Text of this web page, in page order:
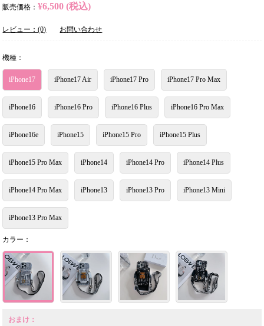
販売価格： ¥6,500 (税込)
レビュー：(0) お問い合わせ
機種：
iPhone17 iPhone17 Air iPhone17 Pro iPhone17 Pro Max
iPhone16 iPhone16 Pro iPhone16 Plus iPhone16 Pro Max
iPhone16e iPhone15 iPhone15 Pro iPhone15 Plus
iPhone15 Pro Max iPhone14 iPhone14 Pro iPhone14 Plus
iPhone14 Pro Max iPhone13 iPhone13 Pro iPhone13 Mini
iPhone13 Pro Max
カラー：
おまけ：